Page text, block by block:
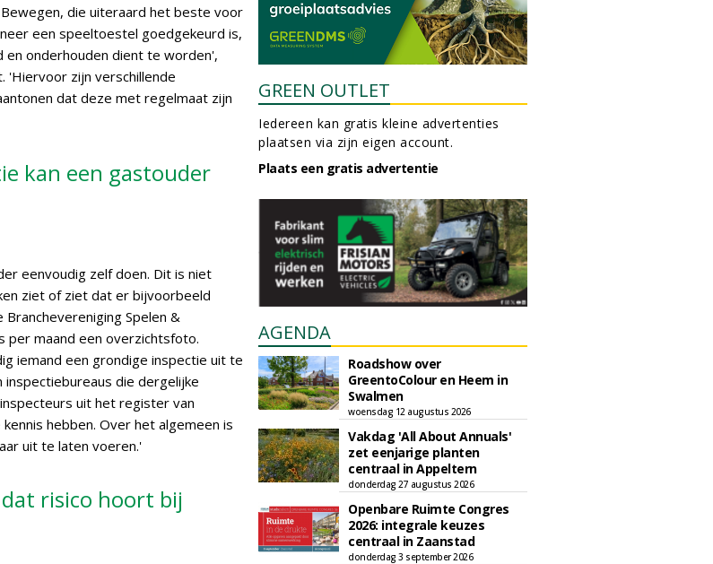
die uiteraard het beste voor
een speeltoestel goedgekeurd is,
onderhouden dient te worden',
'Hiervoor zijn verschillende
dat deze met regelmaat zijn
kan een gastouder
eenvoudig zelf doen. Dit is niet
ziet of ziet dat er bijvoorbeeld
Spelen &
per maand een overzichtsfoto.
iemand een grondige inspectie uit te
die dergelijke
uit het register van
hebben. Over het algemeen is
uit te laten voeren.'
risico hoort bij
GREEN OUTLET
Iedereen kan gratis kleine advertenties
plaatsen via zijn eigen account.
Plaats een gratis advertentie
AGENDA
Roadshow over
GreentoColour en Heem in
Swalmen
woensdag 12 augustus 2026
Vakdag 'All About Annuals'
zet eenjarige planten
centraal in Appeltern
donderdag 27 augustus 2026
Openbare Ruimte Congres
2026: integrale keuzes
centraal in Zaanstad
donderdag 3 september 2026